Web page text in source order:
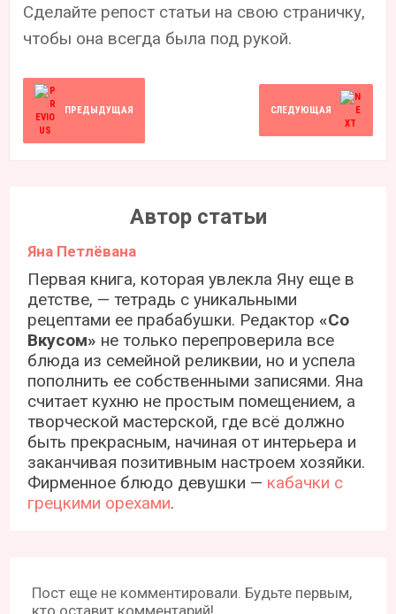
Сделайте репост статьи на свою страничку,
чтобы она всегда была под рукой.
ПРЕДЫДУЩАЯ СЛЕДУЮЩАЯ
Автор статьи
Яна Петлёвана
Первая книга, которая увлекла Яну еще в
детстве, — тетрадь с уникальными
рецептами ее прабабушки. Редактор«Со
Вкусом» не только перепроверила все
блюда из семейной реликвии, но и успела
пополнить ее собственными записями. Яна
считает кухню не простым помещением, а
творческой мастерской, где всё должно
быть прекрасным, начиная от интерьера и
заканчивая позитивным настроем хозяйки.
Фирменное блюдо девушки — кабачки с
грецкими орехами.
Пост еще не комментировали. Будьте первым,
кто оставит комментарий!